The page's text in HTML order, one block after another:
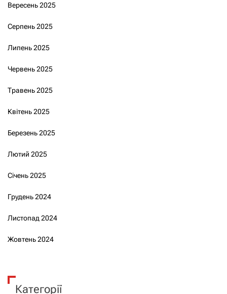
Вересень 2025
Серпень 2025
Липень 2025
Червень 2025
Травень 2025
Квітень 2025
Березень 2025
Лютий 2025
Січень 2025
Грудень 2024
Листопад 2024
Жовтень 2024
Категорії